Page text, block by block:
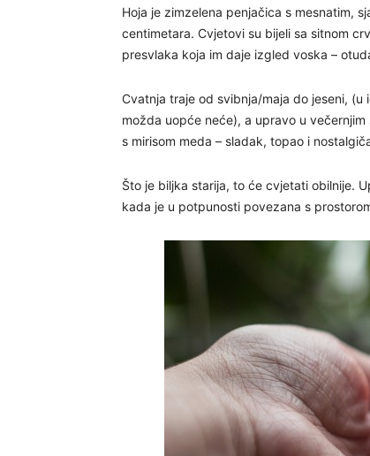
Hoja je zimzelena penjačica s mesnatim,
centimetara. Cvjetovi su bijeli sa sitnom
presvlaka koja im daje izgled voska –
Cvatnja traje od svibnja/maja do jeseni,
možda uopće neće), a upravo u
s mirisom meda – sladak, topao i
Što je biljka starija, to će cvjetati obilnije.
kada je u potpunosti povezana s